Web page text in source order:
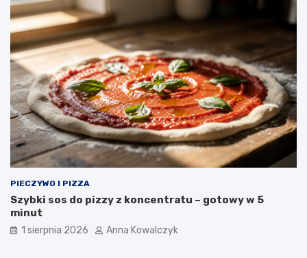
PIECZYWO I PIZZA
Szybki sos do pizzy z koncentratu – gotowy w 5
minut
1 sierpnia 2026 Anna Kowalczyk